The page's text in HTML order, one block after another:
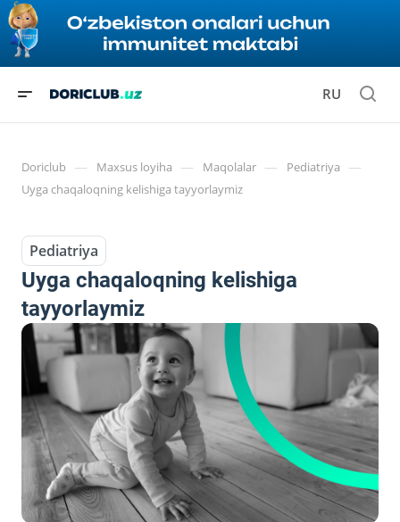
RU
Doriclub — Maxsus loyiha — Maqolalar — Pediatriya —
Uyga chaqaloqning kelishiga tayyorlaymiz
Pediatriya
Uyga chaqaloqning kelishiga
tayyorlaymiz